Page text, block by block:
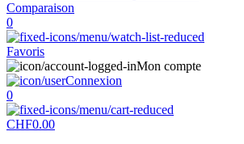
Comparaison
0
Favoris
Mon compte
Connexion
0
CHF0.00